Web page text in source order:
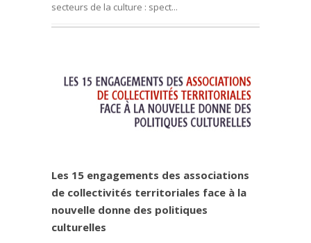
secteurs de la culture : spect...
Les 15 engagements des associations
de collectivités territoriales face à la
nouvelle donne des politiques
culturelles